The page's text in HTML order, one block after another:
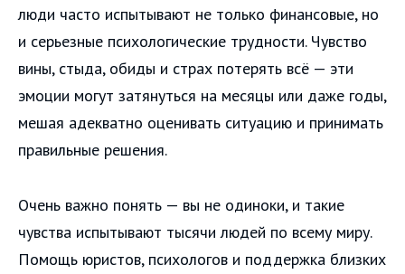
люди часто испытывают не только финансовые, но
и серьезные психологические трудности. Чувство
вины, стыда, обиды и страх потерять всё — эти
эмоции могут затянуться на месяцы или даже годы,
мешая адекватно оценивать ситуацию и принимать
правильные решения.
Очень важно понять — вы не одиноки, и такие
чувства испытывают тысячи людей по всему миру.
Помощь юристов, психологов и поддержка близких